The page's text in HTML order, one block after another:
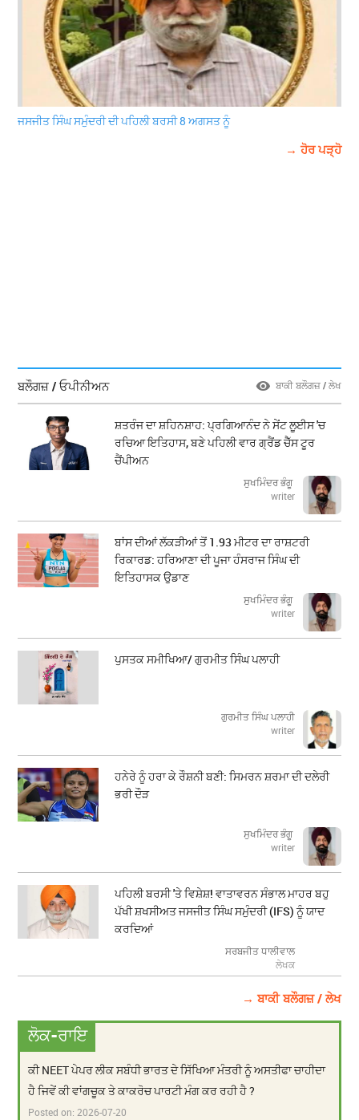
ਜਸਜੀਤ ਸਿੰਘ ਸਮੁੰਦਰੀ ਦੀ ਪਹਿਲੀ ਬਰਸੀ 8 ਅਗਸਤ ਨੂੰ
→ ਹੋਰ ਪੜ੍ਹੋ
ਬਲੌਗਜ਼ / ਓਪੀਨੀਅਨ ਬਾਕੀ ਬਲੌਗਜ਼ / ਲੇਖ
ਸ਼ਤਰੰਜ ਦਾ ਸ਼ਹਿਨਸ਼ਾਹ: ਪ੍ਰਗਿਆਨੰਦ ਨੇ ਸੇਂਟ ਲੂਈਸ 'ਚ
ਰਚਿਆ ਇਤਿਹਾਸ, ਬਣੇ ਪਹਿਲੀ ਵਾਰ ਗ੍ਰੈਂਡ ਚੈੱਸ ਟੂਰ
ਚੈਂਪੀਅਨ
ਸੁਖਮਿੰਦਰ ਭੰਗੂ
writer
ਬਾਂਸ ਦੀਆਂ ਲੱਕੜੀਆਂ ਤੋਂ 1.93 ਮੀਟਰ ਦਾ ਰਾਸ਼ਟਰੀ
ਰਿਕਾਰਡ: ਹਰਿਆਣਾ ਦੀ ਪੂਜਾ ਹੰਸਰਾਜ ਸਿੰਘ ਦੀ
ਇਤਿਹਾਸਕ ਉਡਾਣ
ਸੁਖਮਿੰਦਰ ਭੰਗੂ
writer
ਪੁਸਤਕ ਸਮੀਖਿਆ/ ਗੁਰਮੀਤ ਸਿੰਘ ਪਲਾਹੀ
ਗੁਰਮੀਤ ਸਿੰਘ ਪਲਾਹੀ
writer
ਹਨੇਰੇ ਨੂੰ ਹਰਾ ਕੇ ਰੌਸ਼ਨੀ ਬਣੀ: ਸਿਮਰਨ ਸ਼ਰਮਾ ਦੀ ਦਲੇਰੀ
ਭਰੀ ਦੌੜ
ਸੁਖਮਿੰਦਰ ਭੰਗੂ
writer
ਪਹਿਲੀ ਬਰਸੀ 'ਤੇ ਵਿਸ਼ੇਸ਼! ਵਾਤਾਵਰਨ ਸੰਭਾਲ ਮਾਹਰ ਬਹੁ
ਪੱਖੀ ਸ਼ਖਸੀਅਤ ਜਸਜੀਤ ਸਿੰਘ ਸਮੁੰਦਰੀ (IFS) ਨੂੰ ਯਾਦ
ਕਰਦਿਆਂ
ਸਰਬਜੀਤ ਧਾਲੀਵਾਲ
ਲੇਖਕ
→ ਬਾਕੀ ਬਲੌਗਜ਼ / ਲੇਖ
ਲੋਕ-ਰਾਇ
ਕੀ NEET ਪੇਪਰ ਲੀਕ ਸਬੰਧੀ ਭਾਰਤ ਦੇ ਸਿੱਖਿਆ ਮੰਤਰੀ ਨੂੰ ਅਸਤੀਫਾ ਚਾਹੀਦਾ
ਹੈ ਜਿਵੇਂ ਕੀ ਵਾਂਗਚੂਕ ਤੇ ਕਾਕਰੋਚ ਪਾਰਟੀ ਮੰਗ ਕਰ ਰਹੀ ਹੈ ?
Posted on:2026-07-20